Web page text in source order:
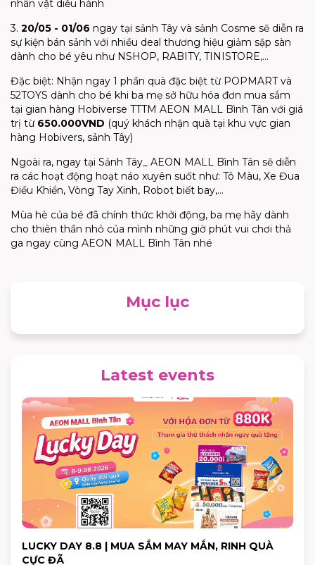
nhân vật diễu hành
3. 20/05 - 01/06 ngay tại sảnh Tây và sảnh Cosme sẽ diễn ra
sự kiện bán sảnh với nhiều deal thương hiệu giảm sập sàn
dành cho bé yêu như NSHOP, RABITY, TINISTORE,...
Đặc biệt: Nhận ngay 1 phần quà đặc biệt từ POPMART và
52TOYS dành cho bé khi ba mẹ sở hữu hóa đơn mua sắm
tại gian hàng Hobiverse TTTM AEON MALL Bình Tân với giá
trị từ 650.000VND (quý khách nhận quà tại khu vực gian
hàng Hobivers, sảnh Tây)
Ngoài ra, ngay tại Sảnh Tây_ AEON MALL Bình Tân sẽ diễn
ra các hoạt động hoạt náo xuyên suốt như: Tô Màu, Xe Đua
Điều Khiển, Vòng Tay Xinh, Robot biết bay,...
Mùa hè của bé đã chính thức khởi động, ba mẹ hãy dành
cho thiên thần nhỏ của mình những giờ phút vui chơi thả
ga ngay cùng AEON MALL Bình Tân nhé
Mục lục
Latest events
LUCKY DAY 8.8 | MUA SẮM MAY MẮN, RINH QUÀ
CỰC ĐÃ